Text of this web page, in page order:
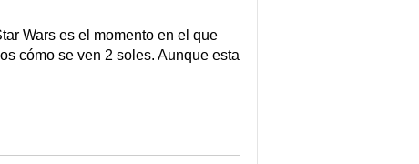
Wars es el momento en el que
cómo se ven 2 soles. Aunque esta